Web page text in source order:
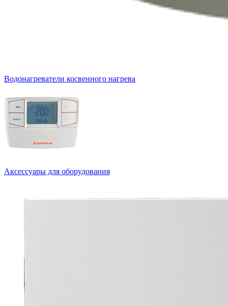
Водонагреватели косвенного нагрева
Аксессуары для оборудования